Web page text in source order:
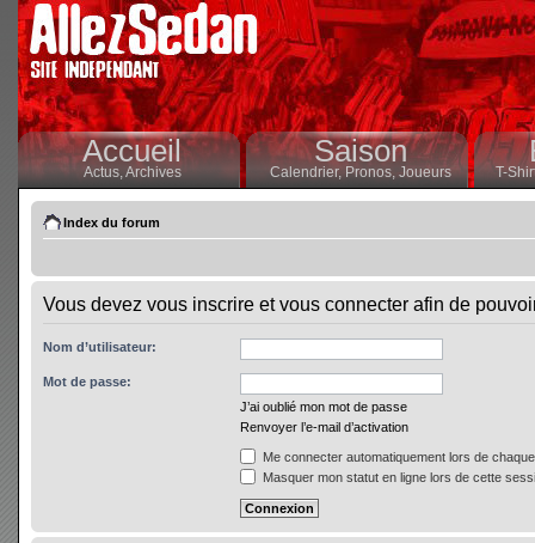
Accueil
Actus,Archives
Saison
Calendrier,Pronos, Joueurs T-
Index du forum
Vous devez vous inscrire et vous connecter afin de
Nom d’utilisateur:
Mot de passe:
J’ai oublié mon mot de passe
Renvoyer l’e-mail d’activation
Me connecter automatiquement lors de
Masquer mon statut en ligne lors de cette